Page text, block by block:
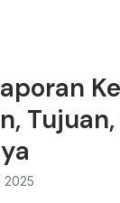
2025